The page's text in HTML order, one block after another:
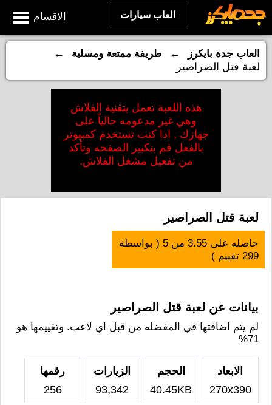
الاقسام العاب سيارات
العاب جدة بايكرز ← طريفة ممتعة ومسلية
←
لعبة قتل الصراصير
هذه اللعبة تعمل بتقنية الفلاش
وهي غير مدعومه حالياً على
جهازك , اذا كنت تستخدم كمبيوتر
بالفعل قم بتكبير الصفحه وتأكد
من تفعيل مشغل الفلاش.
لعبة قتل الصراصير
حاصله على3.55 من5 ( بواسطة
299 تقييم )
بيانات عن لعبة قتل الصراصير
لم يتم اضافتها في المفضله من قبل اي لاعب. وتقييمها هو
71%
الابعاد
270x390
الحجم
40.45KB
الزيارات
93,342
رقمها
256